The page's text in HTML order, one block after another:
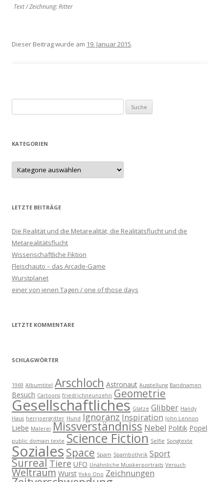
Text / Zeichnung: Ritter
Dieser Beitrag wurde am 19. Januar 2015.
KATEGORIEN
LETZTE BEITRÄGE
Die Realität und die Metarealität, die Realitätsflucht und die
Metarealitätsflucht
Wissenschaftliche Fiktion
Fleischauto – das Arcade-Game
Wurstplanet
einer von jenen Tagen / one of those days
LETZTE KOMMENTARE
SCHLAGWÖRTER
1969 Albumtitel Arschloch Astronaut Ausstellung Bandnamen
Besuch Cartoons friedrichneunzehn Geometrie
Gesellschaftliches Glatze Glibber Handy
Haus herrjoergritter Hund Ignoranz Inspiration John Lennon
Liebe Malerei Missverständniss Nebel Politik Popel
public domain texte Science Fiction Selfie Songtexte
Soziales Space Spam Spambotlyrik Sport
Surreal Tiere UFO Unähnliche Musikerportraits Versuch
Weltraum Wurst Yoko Ono Zeichnungen